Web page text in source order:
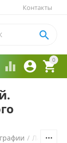
Контакты
0




/